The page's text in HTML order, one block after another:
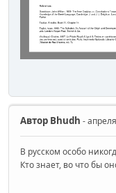
Автор Bhudh -
В русском особо
Кто знает, во что бы